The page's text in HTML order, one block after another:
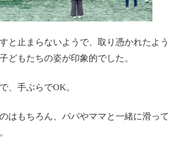
と止まらないようで、取り憑かれたよう
どもたちの姿が印象的でした。
、手ぶらでOK。
はもちろん、パパやママと一緒に滑って